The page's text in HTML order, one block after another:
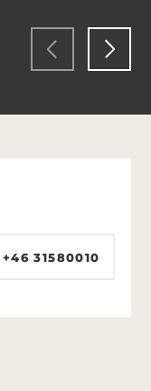
+46 31580010